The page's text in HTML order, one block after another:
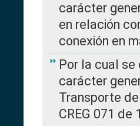
carácter
en relación
conexión en
Por la cual
carácter
Transporte
CREG 071 de